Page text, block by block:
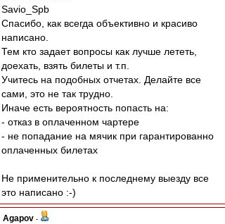
Savio_Spb
Спасибо, как всегда объективно и красиво
написано.
Тем кто задает вопросы как лучше лететь,
доехать, взять билеты и т.п.
Учитесь на подобных отчетах. Делайте все
сами, это не так трудно.
Иначе есть вероятность попасть на:
- отказ в оплаченном чартере
- не попадание на мячик при гарантированно
оплаченных билетах
Не применительно к последнему выезду все
это написано :-)
Agapov -